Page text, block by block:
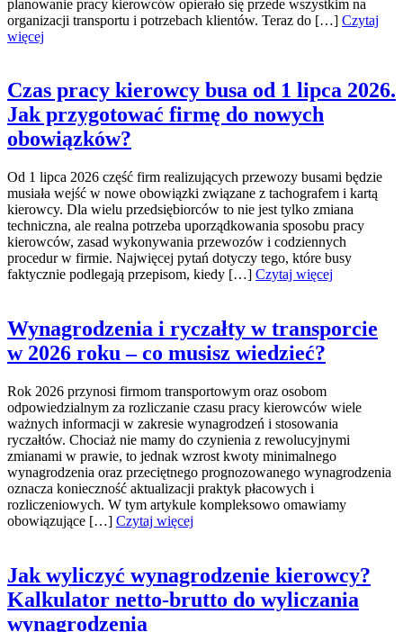
planowanie pracy kierowców opierało się przede wszystkim na
organizacji transportu i potrzebach klientów. Teraz do […] Czytaj
więcej
Czas pracy kierowcy busa od 1 lipca 2026.
Jak przygotować firmę do nowych
obowiązków?
Od 1 lipca 2026 część firm realizujących przewozy busami będzie
musiała wejść w nowe obowiązki związane z tachografem i kartą
kierowcy. Dla wielu przedsiębiorców to nie jest tylko zmiana
techniczna, ale realna potrzeba uporządkowania sposobu pracy
kierowców, zasad wykonywania przewozów i codziennych
procedur w firmie. Najwięcej pytań dotyczy tego, które busy
faktycznie podlegają przepisom, kiedy […] Czytaj więcej
Wynagrodzenia i ryczałty w transporcie
w 2026 roku – co musisz wiedzieć?
Rok 2026 przynosi firmom transportowym oraz osobom
odpowiedzialnym za rozliczanie czasu pracy kierowców wiele
ważnych informacji w zakresie wynagrodzeń i stosowania
ryczałtów. Chociaż nie mamy do czynienia z rewolucyjnymi
zmianami w prawie, to jednak wzrost kwoty minimalnego
wynagrodzenia oraz przeciętnego prognozowanego wynagrodzenia
oznacza konieczność aktualizacji praktyk płacowych i
rozliczeniowych. W tym artykule kompleksowo omawiamy
obowiązujące […] Czytaj więcej
Jak wyliczyć wynagrodzenie kierowcy?
Kalkulator netto-brutto do wyliczania
wynagrodzenia